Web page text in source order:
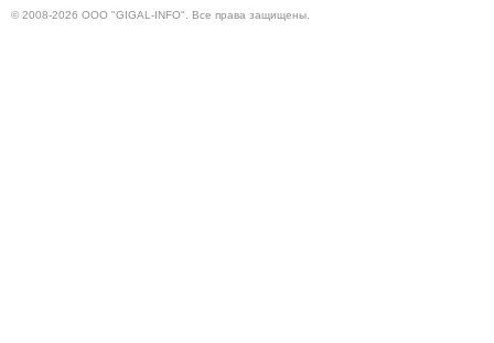
© 2008-2026 ООО "GIGAL-INFO". Все права защищены.